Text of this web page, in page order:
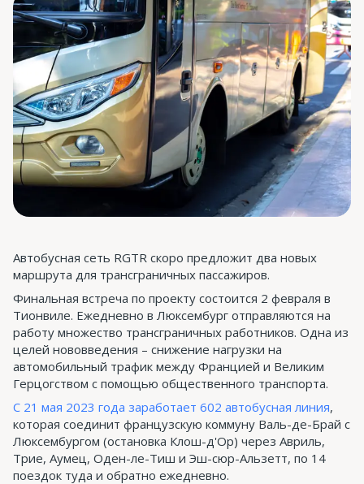
Автобусная сеть RGTR скоро предложит два новых
маршрута для трансграничных пассажиров.
Финальная встреча по проекту состоится 2 февраля в
Тионвиле. Ежедневно в Люксембург отправляются на
работу множество трансграничных работников. Одна из
целей нововведения – снижение нагрузки на
автомобильный трафик между Францией и Великим
Герцогством с помощью общественного транспорта.
С 21 мая 2023 года заработает 602 автобусная линия,
которая соединит французскую коммуну Валь-де-Брай с
Люксембургом (остановка Клош-д'Ор) через Авриль,
Трие, Аумец, Оден-ле-Тиш и Эш-сюр-Альзетт, по 14
поездок туда и обратно ежедневно.